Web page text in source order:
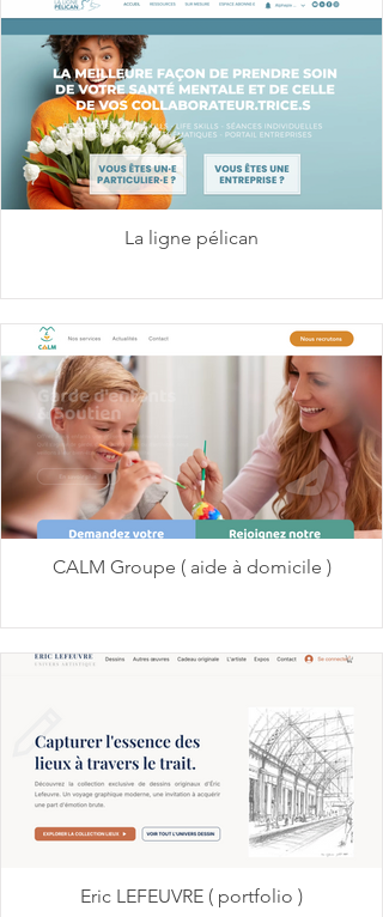
La ligne pélican
CALM Groupe ( aide à domicile )
Eric LEFEUVRE ( portfolio )